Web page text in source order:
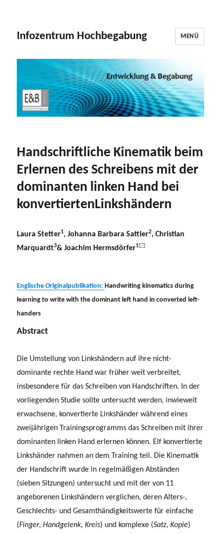
Infozentrum Hochbegabung MENÜ
Handschriftliche Kinematik beim
Erlernen des Schreibens mit der
dominanten linken Hand bei
konvertiertenLinkshändern
Laura Stetter1, Johanna Barbara Sattler2, Christian
Marquardt3& Joachim Hermsdörfer1🖂
Englische Originalpublikation:Handwriting kinematics during
learning to write with the dominant left hand in converted left-
handers
Abstract
Die Umstellung von Linkshändern auf ihre nicht-
dominante rechte Hand war früher weit verbreitet,
insbesondere für das Schreiben von Handschriften. In der
vorliegenden Studie sollte untersucht werden, inwieweit
erwachsene, konvertierte Linkshänder während eines
zweijährigen Trainingsprogramms das Schreiben mit ihrer
dominanten linken Hand erlernen können. Elf konvertierte
Linkshänder nahmen an dem Training teil. Die Kinematik
der Handschrift wurde in regelmäßigen Abständen
(sieben Sitzungen) untersucht und mit der von 11
angeborenen Linkshändern verglichen, deren Alters-,
Geschlechts- und Gesamthändigkeitswerte für einfache
(Finger,Handgelenk,Kreis) und komplexe (Satz,Kopie)